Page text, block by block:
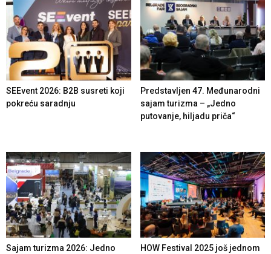
SEEvent 2026: B2B susreti koji
pokreću saradnju
Predstavljen 47. Međunarodni
sajam turizma – „Jedno
putovanje, hiljadu priča“
Sajam turizma 2026: Jedno
HOW Festival 2025 još jednom